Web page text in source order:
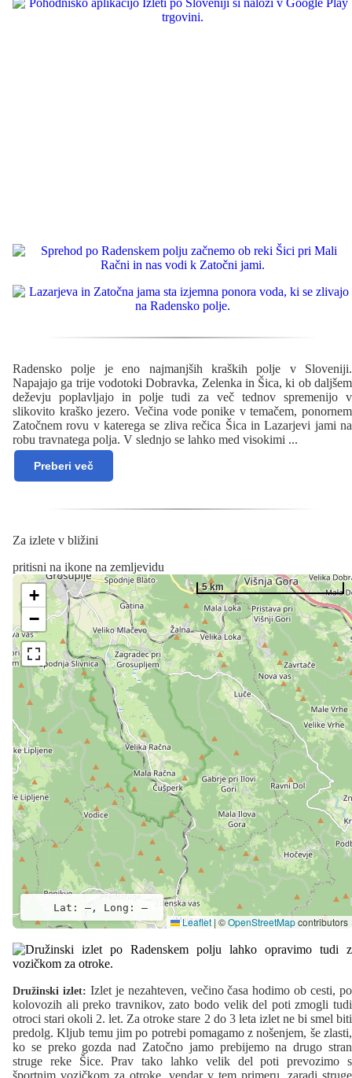
Radensko polje je eno najmanjših kraških polje v Sloveniji.
Napajajo ga trije vodotoki Dobravka, Zelenka in Šica, ki ob daljšem
deževju poplavljajo in polje tudi za več tednov spremenijo v
slikovito kraško jezero. Večina vode ponike v temačem, ponornem
Zatočnem rovu v katerega se zliva rečica Šica in Lazarjevi jami na
robu travnatega polja. V slednjo se lahko med visokimi ...
Preberi več
Za izlete v bližini
pritisni na ikone na zemljevidu
+
−
5 km
Lat: –, Long: –
Leaflet | ©OpenStreetMapcontributors
Družinski izlet: Izlet je nezahteven, večino časa hodimo ob cesti, po
kolovozih ali preko travnikov, zato bodo velik del poti zmogli tudi
otroci stari okoli 2. let. Za otroke stare 2 do 3 leta izlet ne bi smel biti
predolg. Kljub temu jim po potrebi pomagamo z nošenjem, še zlasti,
ko se preko gozda nad Zatočno jamo prebijemo na drugo stran
struge reke Šice. Prav tako lahko velik del poti prevozimo s